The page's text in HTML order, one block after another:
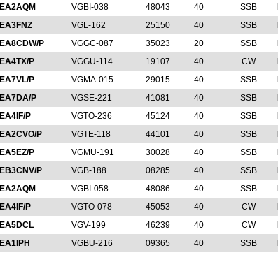
EA2AQM
VGBI-038 48043 40 SSB
EA3FNZ
VGL-162 25150 40 SSB
EA8CDW/P
VGGC-087 35023 20 SSB
EA4TX/P
VGGU-114 19107 40 CW
EA7VL/P
VGMA-015 29015 40 SSB
EA7DA/P
VGSE-221 41081 40 SSB
EA4IF/P
VGTO-236 45124 40 SSB
EA2CVO/P
VGTE-118 44101 40 SSB
EA5EZ/P
VGMU-191 30028 40 SSB
EB3CNV/P
VGB-188 08285 40 SSB
EA2AQM
VGBI-058 48086 40 SSB
EA4IF/P
VGTO-078 45053 40 CW
EA5DCL
VGV-199 46239 40 CW
EA1IPH
VGBU-216 09365 40 SSB